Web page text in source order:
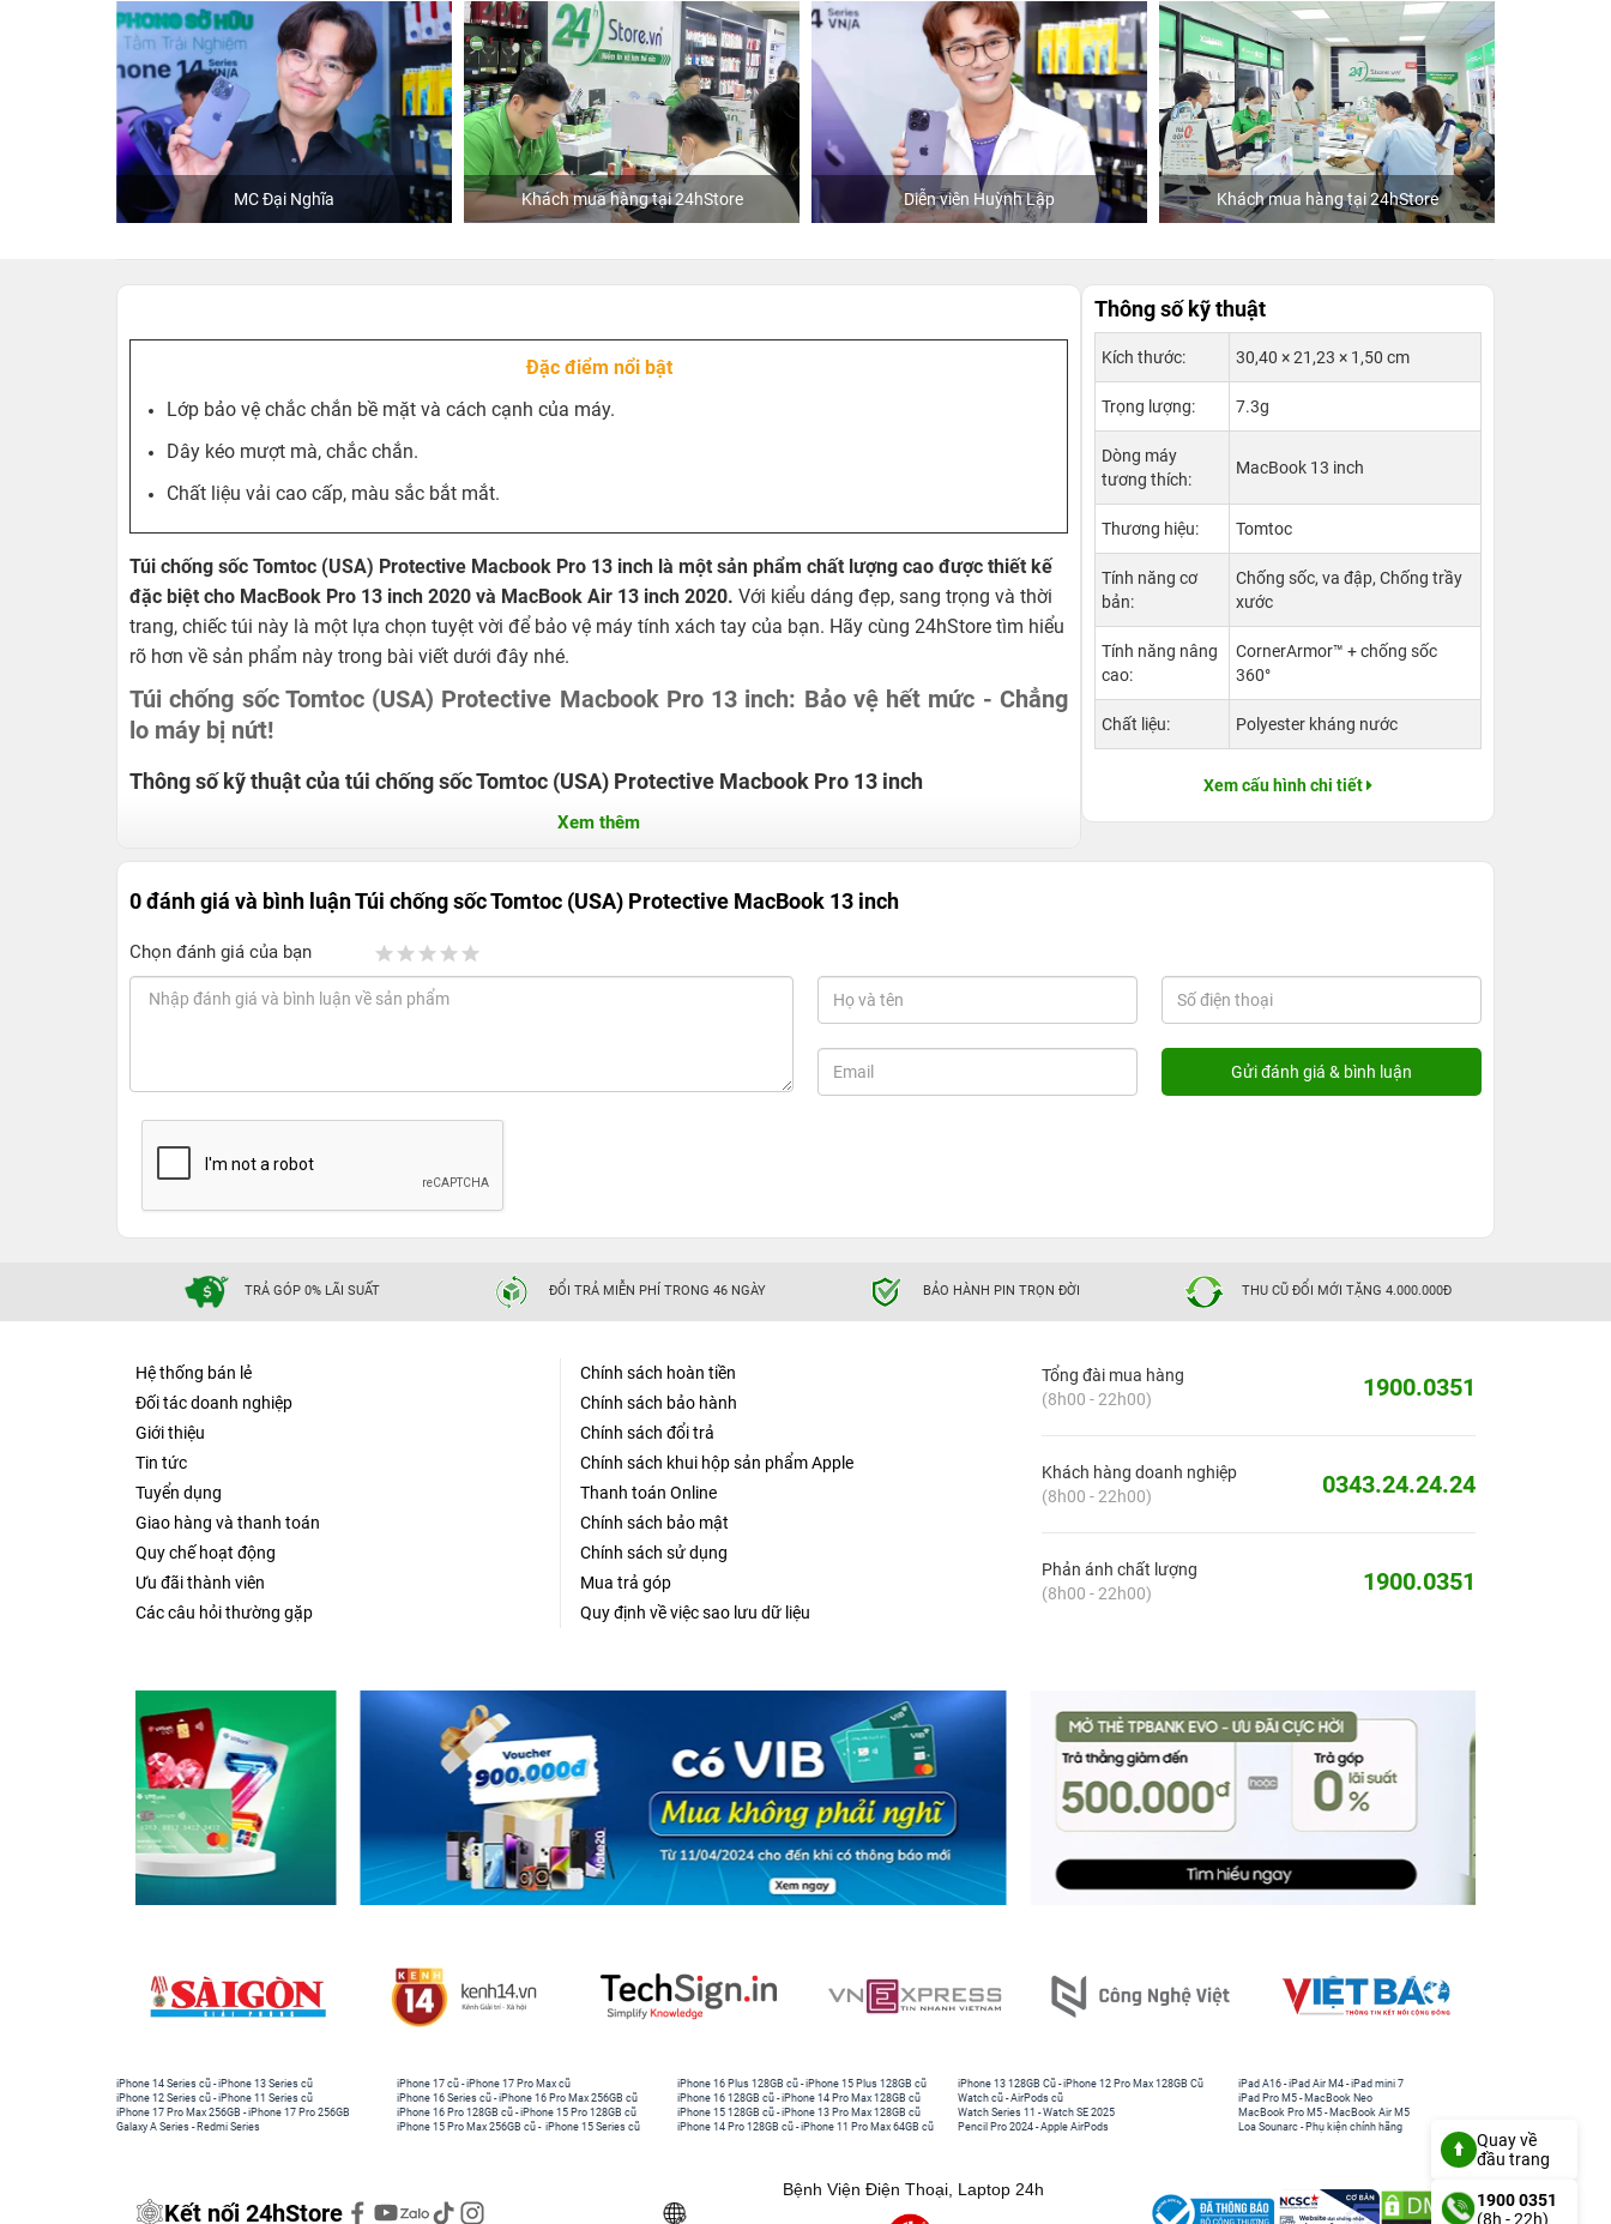
MC Đại Nghĩa Khách mua hàng tại 24hStore Diễn viên Huỳnh Lập Khách mua hàng tại 24hStore
Đặc điểm nổi bật
Lớp bảo vệ chắc chắn bề mặt và cách cạnh của máy.
Dây kéo mượt mà, chắc chắn.
Chất liệu vải cao cấp, màu sắc bắt mắt.
Túi chống sốc Tomtoc (USA) Protective Macbook Pro 13 inch là một sản phẩm chất lượng cao được thiết kế
đặc biệt cho MacBook Pro 13 inch 2020 và MacBook Air 13 inch 2020. Với kiểu dáng đẹp, sang trọng và thời
trang, chiếc túi này là một lựa chọn tuyệt vời để bảo vệ máy tính xách tay của bạn. Hãy cùng 24hStore tìm hiểu
rõ hơn về sản phẩm này trong bài viết dưới đây nhé.
Túi chống sốc Tomtoc (USA) Protective Macbook Pro 13 inch: Bảo vệ hết mức - Chẳng
lo máy bị nứt!
Thông số kỹ thuật của túi chống sốc Tomtoc (USA) Protective Macbook Pro 13 inch
Nhà sản xuất: Tomtoc (Hoa Kỳ) sản xuất tại Trung Quốc.
Loại: Túi chống sốc.
Chất liệu: 100% Polyester chống thấm nước.
Kích thước bên ngoài: 32 x 23 x 12,79 cm.
Kích thước bên trong: 30,4 x 21,48 x 1,54 cm.
Hoàn toàn tương thích với: MacBook Air 13 inch 2022-2018 (M2/A2681, M1/A2337, A2179, A1932)
Chiếc túi chống sốc này cũng phù hợp với: iPad Pro 5G 12,9 inch thế hệ thứ 5/4/3 (2022-2018) (không bao gồn
bàn phím), Dell XPS 13 Plus ThinkPad X280/X270/X260/X250/X240, Surface Pro 8/X có Signature Keyboard,
ASUS ZenBook 13, HUAWEI MateBook 13 | X Pro
Lưu ý:Túi đựng không vừa với MacBook Air M2 A2681 13 inch 2022 có phần ốp dày.
Túi chống sốc Tomtoc (USA) Protective Macbook Pro 13 inch: Khả năng bảo vệ cấp quân đội
Tomtoc là nhà sản xuất đầu tiên đưa ra khái niệm bảo vệ 360 độ và sử dụng công nghệ CornerArmor cho các
Xem thêm
Thông số kỹ thuật
Kích thước: 30,40 × 21,23 × 1,50 cm
Trọng lượng: 7.3g
Dòng máy
tương thích:
MacBook 13 inch
Thương hiệu: Tomtoc
Tính năng cơ
bản:
Chống sốc, va đập, Chống trầy
xước
Tính năng nâng
cao:
CornerArmor™ + chống sốc
360°
Chất liệu: Polyester kháng nước
Xem cấu hình chi tiết
0 đánh giá và bình luậnTúi chống sốc Tomtoc (USA) Protective MacBook 13 inch
Chọn đánh giá của bạn
TRẢ GÓP 0% LÃI SUẤT ĐỔI TRẢ MIỄN PHÍ TRONG 46 NGÀY BẢO HÀNH PIN TRỌN ĐỜI THU CŨ ĐỔI MỚI TẶNG 4.000.000Đ
Hệ thống bán lẻ
Đối tác doanh nghiệp
Giới thiệu
Tin tức
Tuyển dụng
Giao hàng và thanh toán
Quy chế hoạt động
Ưu đãi thành viên
Các câu hỏi thường gặp
Chính sách hoàn tiền
Chính sách bảo hành
Chính sách đổi trả
Chính sách khui hộp sản phẩm Apple
Thanh toán Online
Chính sách bảo mật
Chính sách sử dụng
Mua trả góp
Quy định về việc sao lưu dữ liệu
Tổng đài mua hàng
(8h00 - 22h00)
1900.0351
Khách hàng doanh nghiệp
(8h00 - 22h00)
0343.24.24.24
Phản ánh chất lượng
(8h00 - 22h00)
1900.0351
iPhone 14 Series cũ -iPhone 13 Series cũ
iPhone 12 Series cũ -iPhone 11 Series cũ
iPhone 17 Pro Max 256GB -iPhone 17 Pro 256GB
Galaxy A Series - Redmi Series
iPhone 17 cũ -iPhone 17 Pro Max cũ
iPhone 16 Series cũ - iPhone 16 Pro Max 256GB cũ
iPhone 16 Pro 128GB cũ -iPhone 15 Pro 128GB cũ
iPhone 15 Pro Max 256GB cũ - iPhone 15 Series cũ
iPhone 16 Plus 128GB cũ -iPhone 15 Plus 128GB cũ
iPhone 16 128GB cũ -iPhone 14 Pro Max 128GB cũ
iPhone 15 128GB cũ -iPhone 13 Pro Max 128GB cũ
iPhone 14 Pro 128GB cũ -iPhone 11 Pro Max 64GB cũ
iPhone 13 128GB Cũ -iPhone 12 Pro Max 128GB Cũ
Watch cũ -AirPods cũ
Watch Series 11 -Watch SE 2025
Pencil Pro 2024 -Apple AirPods
iPad A16 -iPad Air M4 -iPad mini 7
iPad Pro M5 - MacBook Neo
MacBook Pro M5 - MacBook Air M5
Loa Sounarc - Phụ kiện chính hãng
Kết nối 24hStore
Bệnh Viện Điện Thoại, Laptop 24h
Quay về
đầu trang
1900 0351
(8h - 22h)